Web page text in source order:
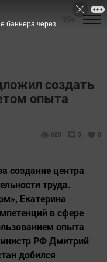
создать
опыта
680 0 0
создание центра
труда.
Екатерина
в сфере
опыта
РФ Дмитрий
добился
баннера через